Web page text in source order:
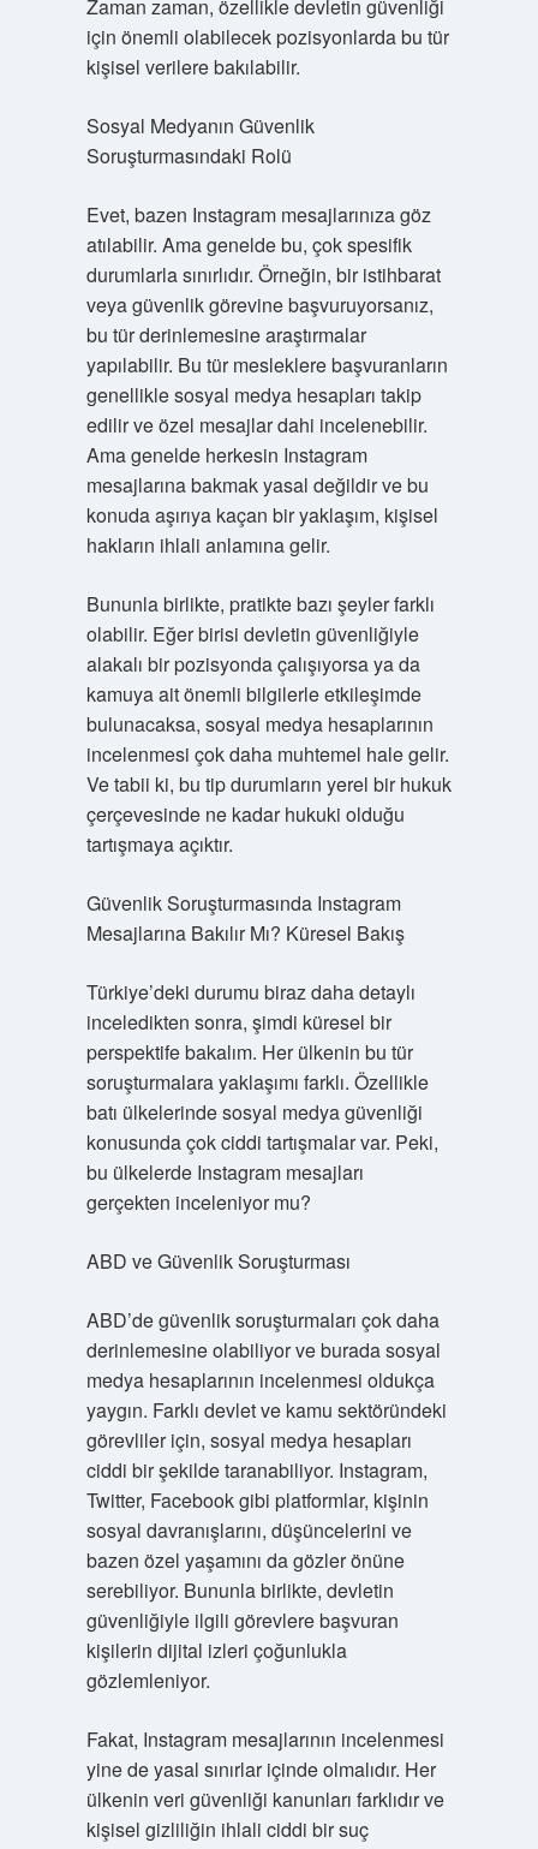
Zaman zaman, özellikle devletin güvenliği
için önemli olabilecek pozisyonlarda bu tür
kişisel verilere bakılabilir.
Sosyal Medyanın Güvenlik
Soruşturmasındaki Rolü
Evet, bazen Instagram mesajlarınıza göz
atılabilir. Ama genelde bu, çok spesifik
durumlarla sınırlıdır. Örneğin, bir istihbarat
veya güvenlik görevine başvuruyorsanız,
bu tür derinlemesine araştırmalar
yapılabilir. Bu tür mesleklere başvuranların
genellikle sosyal medya hesapları takip
edilir ve özel mesajlar dahi incelenebilir.
Ama genelde herkesin Instagram
mesajlarına bakmak yasal değildir ve bu
konuda aşırıya kaçan bir yaklaşım, kişisel
hakların ihlali anlamına gelir.
Bununla birlikte, pratikte bazı şeyler farklı
olabilir. Eğer birisi devletin güvenliğiyle
alakalı bir pozisyonda çalışıyorsa ya da
kamuya ait önemli bilgilerle etkileşimde
bulunacaksa, sosyal medya hesaplarının
incelenmesi çok daha muhtemel hale gelir.
Ve tabii ki, bu tip durumların yerel bir hukuk
çerçevesinde ne kadar hukuki olduğu
tartışmaya açıktır.
Güvenlik Soruşturmasında Instagram
Mesajlarına Bakılır Mı? Küresel Bakış
Türkiye’deki durumu biraz daha detaylı
inceledikten sonra, şimdi küresel bir
perspektife bakalım. Her ülkenin bu tür
soruşturmalara yaklaşımı farklı. Özellikle
batı ülkelerinde sosyal medya güvenliği
konusunda çok ciddi tartışmalar var. Peki,
bu ülkelerde Instagram mesajları
gerçekten inceleniyor mu?
ABD ve Güvenlik Soruşturması
ABD’de güvenlik soruşturmaları çok daha
derinlemesine olabiliyor ve burada sosyal
medya hesaplarının incelenmesi oldukça
yaygın. Farklı devlet ve kamu sektöründeki
görevliler için, sosyal medya hesapları
ciddi bir şekilde taranabiliyor. Instagram,
Twitter, Facebook gibi platformlar, kişinin
sosyal davranışlarını, düşüncelerini ve
bazen özel yaşamını da gözler önüne
serebiliyor. Bununla birlikte, devletin
güvenliğiyle ilgili görevlere başvuran
kişilerin dijital izleri çoğunlukla
gözlemleniyor.
Fakat, Instagram mesajlarının incelenmesi
yine de yasal sınırlar içinde olmalıdır. Her
ülkenin veri güvenliği kanunları farklıdır ve
kişisel gizliliğin ihlali ciddi bir suç